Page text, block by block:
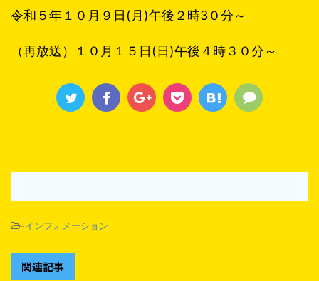
令和５年１０月９日(月)午後２時3０分～
（再放送）１０月１５日(日)午後４時３０分～
-インフォメーション
関連記事